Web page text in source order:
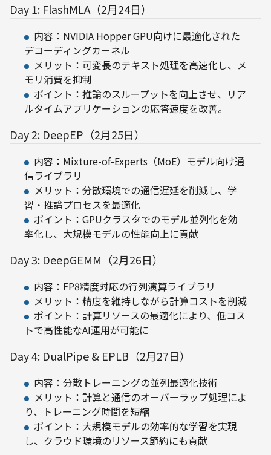
Day 1: FlashMLA（2月24日）
内容：NVIDIA Hopper GPU向けに最適化された
デコーディングカーネル
メリット：可変長のテキスト処理を高速化し、メ
モリ消費を抑制
ポイント：推論のスループットを向上させ、リア
ルタイムアプリケーションの応答速度を改善。
Day 2: DeepEP（2月25日）
内容：Mixture-of-Experts（MoE）モデル向け通
信ライブラリ
メリット：分散環境での通信遅延を削減し、学
習・推論プロセスを最適化
ポイント：GPUクラスタでのモデル並列化を効
率化し、大規模モデルの性能向上に貢献
Day 3: DeepGEMM（2月26日）
内容：FP8精度対応の行列演算ライブラリ
メリット：精度を維持しながら計算コストを削減
ポイント：計算リソースの最適化により、低コス
トで高性能なAI運用が可能に
Day 4: DualPipe & EPLB（2月27日）
内容：分散トレーニングの並列最適化技術
メリット：計算と通信のオーバーラップ処理によ
り、トレーニング時間を短縮
ポイント：大規模モデルの効率的な学習を実現
し、クラウド環境のリソース節約にも貢献